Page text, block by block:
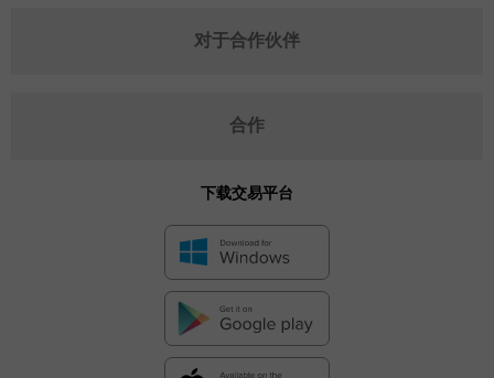
对于合作伙伴
合作
下载交易平台